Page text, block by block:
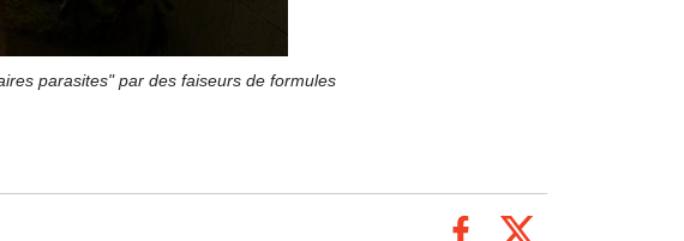
parasites" par des faiseurs de formules